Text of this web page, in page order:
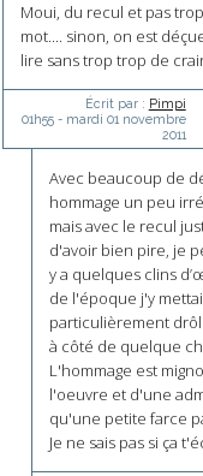
Moui, du recul et pas
mot.... sinon, on est
lire sans trop trop de
Écrit par : Pimpi
01h55- mardi 01 novembre
2011
Avec beaucoup de
hommage un peu
mais avec le recul
d'avoir bien pire, je
y a quelques clins
de l'époque j'y
particulièrement
à côté de quelque
L'hommage est
l'oeuvre et d'une
qu'une petite farce
Je ne sais pas si ça